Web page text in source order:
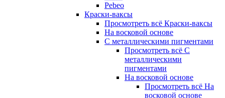
Pebeo
Краски-ваксы
Просмотреть всё Краски-ваксы
На восковой основе
С металлическими пигментами
Просмотреть всё С
металлическими
пигментами
На восковой основе
Просмотреть всё На
восковой основе